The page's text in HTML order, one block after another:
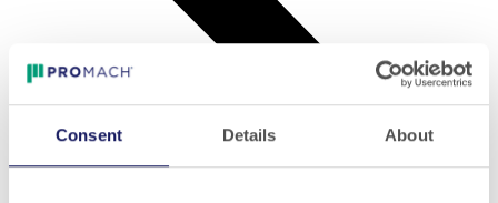
Consent Details About